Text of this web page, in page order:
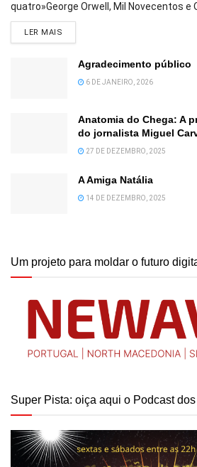
quatro»George Orwell, Mil Novecentos e
LER MAIS
Agradecimento público
6 DE JANEIRO, 2026
Anatomia do Chega: A
do jornalista Miguel
27 DE DEZEMBRO, 2025
A Amiga Natália
14 DE DEZEMBRO, 2025
Um projeto para moldar o futuro
Super Pista: oiça aqui o Podcast